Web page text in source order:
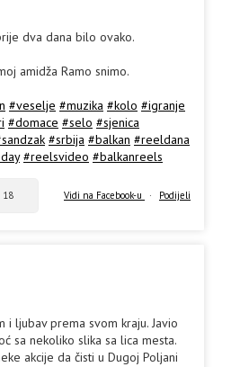
dva dana bilo ovako.
amidža Ramo snimo.
#veselje #muzika #kolo #igranje
#domace #selo #sjenica
#srbija #balkan #reeldana
#reelsvideo #balkanreels
Vidi na Facebook-u · Podijeli
18
i ljubav prema svom kraju. Javio
sa nekoliko slika sa lica mesta.
akcije da čisti u Dugoj Poljani